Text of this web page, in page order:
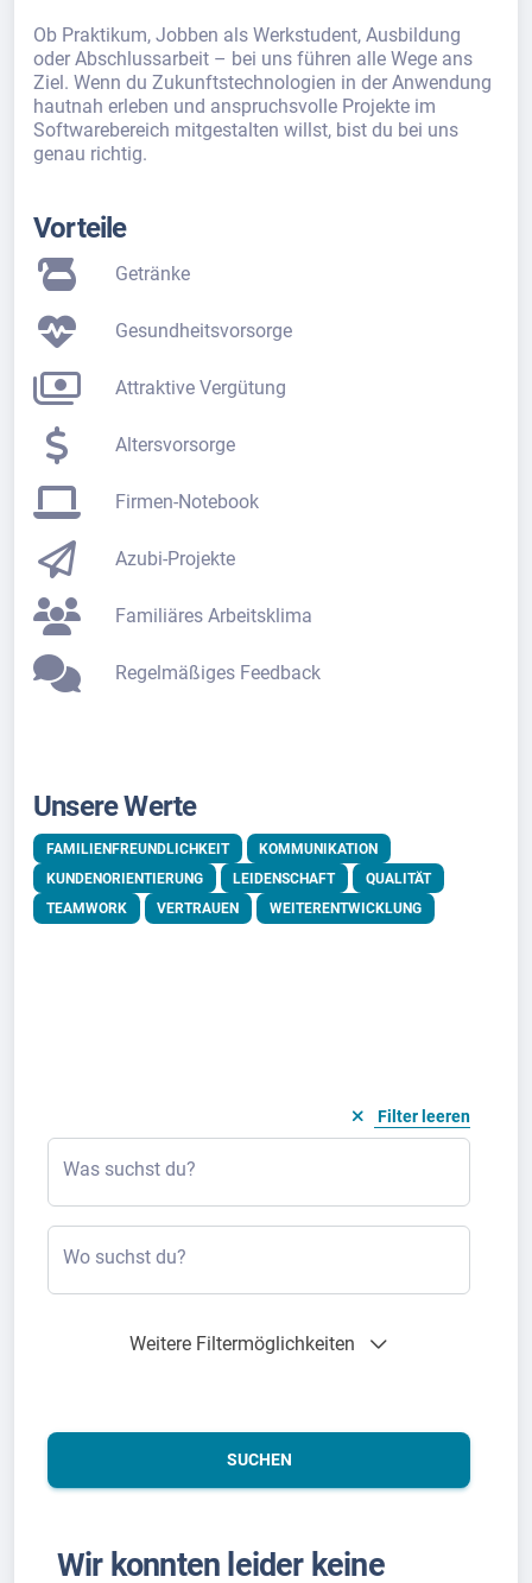
Ob Praktikum, Jobben als Werkstudent, Ausbildung
oder Abschlussarbeit – bei uns führen alle Wege ans
Ziel. Wenn du Zukunftstechnologien in der Anwendung
hautnah erleben und anspruchsvolle Projekte im
Softwarebereich mitgestalten willst, bist du bei uns
genau richtig.
Vorteile
Getränke
Gesundheitsvorsorge
Attraktive Vergütung
Altersvorsorge
Firmen-Notebook
Azubi-Projekte
Familiäres Arbeitsklima
Regelmäßiges Feedback
Unsere Werte
FAMILIENFREUNDLICHKEIT
KOMMUNIKATION
KUNDENORIENTIERUNG
LEIDENSCHAFT
QUALITÄT
TEAMWORK
VERTRAUEN WEITERENTWICKLUNG
Filter leeren
Was suchst du?
Wo suchst du?
Weitere Filtermöglichkeiten
SUCHEN
Wir konnten leider keine